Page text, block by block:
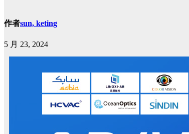
作者sun, keting
5 月 23, 2024